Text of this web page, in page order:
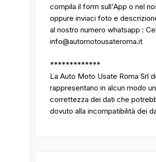
compila il form sull'App o nel
oppure inviaci foto e
al nostro numero whatsapp :
info@automotousateroma.it
*************
La Auto Moto Usate Roma Srl
rappresentano in alcun modo
correttezza dei dati che
dovuto alla incompatibilità dei